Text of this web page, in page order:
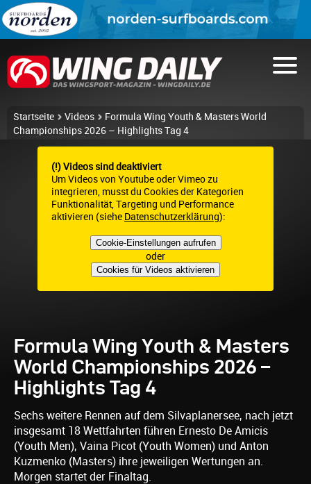
Startseite Videos
Formula Wing Youth & Masters World
Championships 2026 – Highlights Tag 4
(!) Videos sind deaktiviert
Um Videos von Youtube oder Vimeo zu
integrieren, musst du Cookies der Kategorien
Funktionalität, Targeting und Performance
aktivieren (siehe Datenschutzerklärung):
Cookie-Einstellungen aufrufen
oder
Cookies für Videos aktivieren
Formula Wing Youth & Masters
World Championships 2026 –
Highlights Tag 4
Sechs weitere Rennen auf dem Silvaplanersee, nach jetzt
insgesamt 18 Wettfahrten führen Ernesto De Amicis
(Youth Men), Vaina Picot (Youth Women) und Anton
Kuzmenko (Masters) ihre jeweiligen Wertungen an.
Morgen startet der Finaltag.